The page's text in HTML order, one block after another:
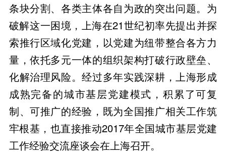
条块分割、各类主体各自为政的突出问题。为
破解这一困境，上海在21世纪初率先提出并探
索推行区域化党建，以党建为纽带整合各方力
量，依托多元一体的组织架构打破行政壁垒、
化解治理风险。经过多年实践深耕，上海形成
成熟完备的城市基层党建模式，积累了可复
制、可推广的经验，既为全国推广相关工作筑
牢根基，也直接推动2017年全国城市基层党建
工作经验交流座谈会在上海召开。